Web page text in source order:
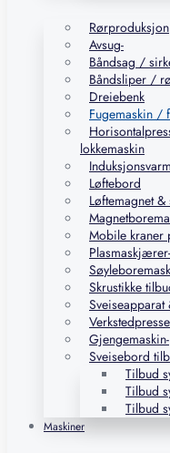
Rørproduksjon
Avsug-
Båndsag /
Båndsliper /
Dreiebenk
Fugemaskin /
lokkemaskin
Løftebord
Løftemagnet
Mobile kraner
Plasmaskjærer-
Skrustikke
Verkstedpresse
Gjengemaskin-
Sveisebord
Tilbud
Tilbud
Tilbud
Maskiner